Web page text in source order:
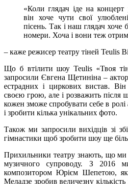
«Коли глядач іде на концерт
він хоче чути свої
пісень. Так і наш глядач хоче
номери. Хоча і вони теж
– каже режисер театру тіней Teulis
Що б втілити шоу Teulis «Твоя
запросили Євгена Щетиніна –
естрадних і циркових вистав.
своєю грою, але і розважить після
кожен зможе спробувати себе в ролі
і зробити кілька унікальних фото.
Також ми запросили вихідців зі
гімнастики щоб зробити шоу ще
Прихильники театру знають, що ми
музичного супроводу. З 2016
композитором Юрієм Шепетою,
Меладзе зробив величезну